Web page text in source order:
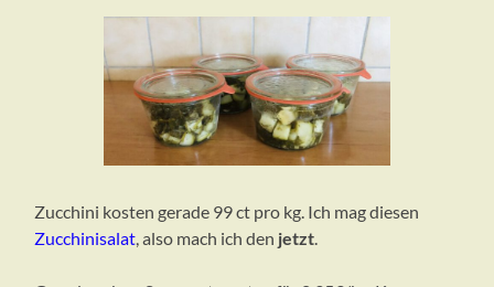
Zucchini kosten gerade 99 ct pro kg. Ich mag diesen
Zucchinisalat, also mach ich den jetzt.